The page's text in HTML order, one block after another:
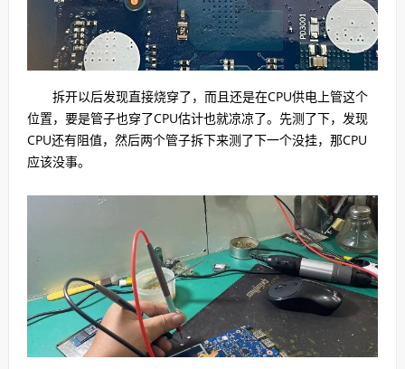
拆开以后发现直接烧穿了，而且还是在CPU供电上管这个
位置，要是管子也穿了CPU估计也就凉凉了。先测了下，发现
CPU还有阻值，然后两个管子拆下来测了下一个没挂，那CPU
应该没事。